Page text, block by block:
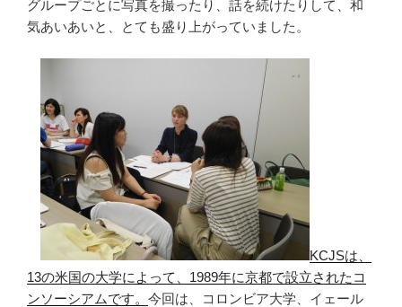
グループごとに写真を撮ったり、 話を続けたりして、 和
気あいあいと、
とても盛り上がっていました。
KCJSは
13の米国の大学によって、 1989年に京都で設立されたコ
ンソーシアムです。 今回は、
コロンビア大学、イェール